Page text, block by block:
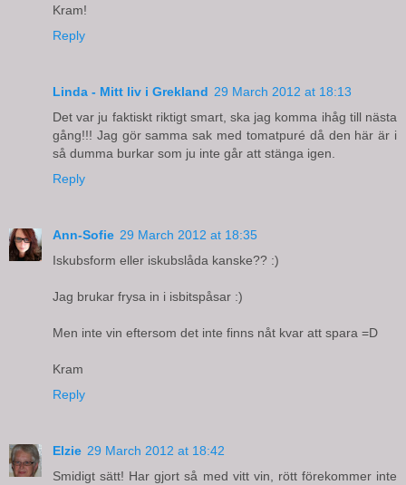
Kram!
Reply
Linda - Mitt liv i Grekland 29 March 2012 at 18:13
Det var ju faktiskt riktigt smart, ska jag komma ihåg till nästa
gång!!! Jag gör samma sak med tomatpuré då den här är i
så dumma burkar som ju inte går att stänga igen.
Reply
Ann-Sofie 29 March 2012 at 18:35
Iskubsform eller iskubslåda kanske?? :)
Jag brukar frysa in i isbitspåsar :)
Men inte vin eftersom det inte finns nåt kvar att spara =D
Kram
Reply
Elzie 29 March 2012 at 18:42
Smidigt sätt! Har gjort så med vitt vin, rött förekommer inte